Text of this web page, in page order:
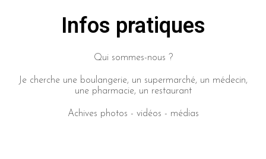
Infos pratiques
Qui sommes-nous ?
Je cherche une boulangerie, un supermarché, un médecin,
une pharmacie, un restaurant
Achives photos - vidéos - médias